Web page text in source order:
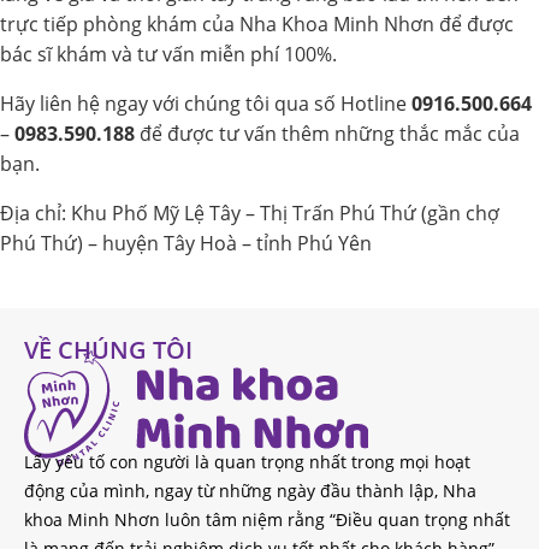
trực tiếp phòng khám của Nha Khoa Minh Nhơn để được
bác sĩ khám và tư vấn miễn phí 100%.
Hãy liên hệ ngay với chúng tôi qua số Hotline0916.500.664
–0983.590.188 để được tư vấn thêm những thắc mắc của
bạn.
Địa chỉ: Khu Phố Mỹ Lệ Tây – Thị Trấn Phú Thứ (gần chợ
Phú Thứ) – huyện Tây Hoà – tỉnh Phú Yên
VỀ CHÚNG TÔI
Lấy yếu tố con người là quan trọng nhất trong mọi hoạt
động của mình, ngay từ những ngày đầu thành lập, Nha
khoa Minh Nhơn luôn tâm niệm rằng “Điều quan trọng nhất